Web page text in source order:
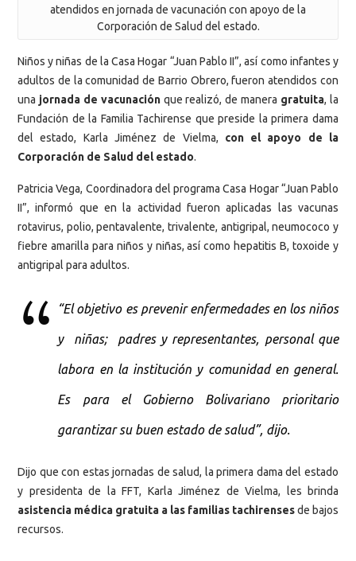
atendidos en jornada de vacunación con apoyo de la
Corporación de Salud del estado.
Niños y niñas de la Casa Hogar “Juan Pablo II”, así como infantes y
adultos de la comunidad de Barrio Obrero, fueron atendidos con
una jornada de vacunaciónque realizó, de manera gratuita, la
Fundación de la Familia Tachirense que preside la primera dama
del estado, Karla Jiménez de Vielma, con el apoyo de la
Corporación de Salud del estado.
Patricia Vega, Coordinadora del programa Casa Hogar “Juan Pablo
II”, informó que en la actividad fueron aplicadas las vacunas
rotavirus, polio, pentavalente, trivalente, antigripal, neumococo y
fiebre amarilla para niños y niñas, así como hepatitis B, toxoide y
antigripal para adultos.
“El objetivo es prevenir enfermedades en los niños
y niñas; padres y representantes, personal que
labora en la institución y comunidad en general.
Es para el Gobierno Bolivariano prioritario
garantizar su buen estado de salud”, dijo.
Dijo que con estas jornadas de salud, la primera dama del estado
y presidenta de la FFT, Karla Jiménez de Vielma, les brinda
asistencia médica gratuita a las familias tachirensesde bajos
recursos.